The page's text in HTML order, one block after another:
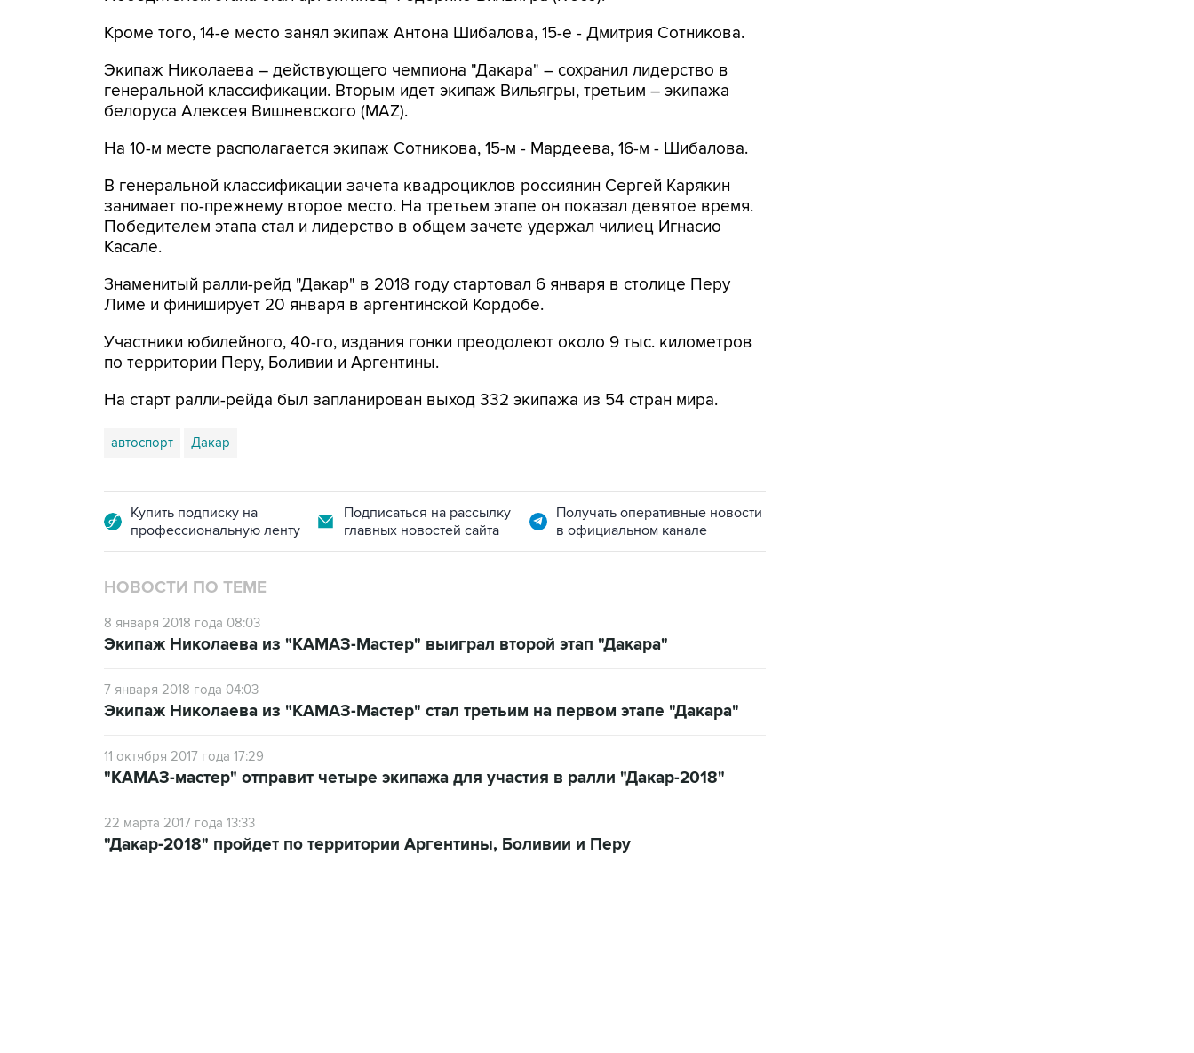
Кроме того, 14-е место занял экипаж Антона Шибалова, 15-е - Дмитрия Сотникова.
Экипаж Николаева – действующего чемпиона "Дакара" – сохранил лидерство в
генеральной классификации. Вторым идет экипаж Вильягры, третьим – экипажа
белоруса Алексея Вишневского (MAZ).
На 10-м месте располагается экипаж Сотникова, 15-м - Мардеева, 16-м - Шибалова.
В генеральной классификации зачета квадроциклов россиянин Сергей Карякин
занимает по-прежнему второе место. На третьем этапе он показал девятое время.
Победителем этапа стал и лидерство в общем зачете удержал чилиец Игнасио
Касале.
Знаменитый ралли-рейд "Дакар" в 2018 году стартовал 6 января в столице Перу
Лиме и финиширует 20 января в аргентинской Кордобе.
Участники юбилейного, 40-го, издания гонки преодолеют около 9 тыс. километров
по территории Перу, Боливии и Аргентины.
На старт ралли-рейда был запланирован выход 332 экипажа из 54 стран мира.
автоспорт Дакар
Купить подписку на
профессиональную ленту
Подписаться на рассылку
главных новостей сайта
Получать оперативные новости
в официальном канале
НОВОСТИ ПО ТЕМЕ
8 января 2018 года 08:03
Экипаж Николаева из "КАМАЗ-Мастер" выиграл второй этап "Дакара"
7 января 2018 года 04:03
Экипаж Николаева из "КАМАЗ-Мастер" стал третьим на первом этапе "Дакара"
11 октября 2017 года 17:29
"КАМАЗ-мастер" отправит четыре экипажа для участия в ралли "Дакар-2018"
22 марта 2017 года 13:33
"Дакар-2018" пройдет по территории Аргентины, Боливии и Перу